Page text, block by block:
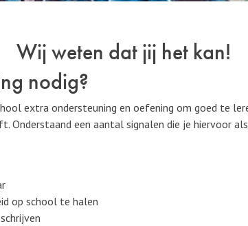
Wij weten dat jij het kan!
nodig?
extra ondersteuning en oefening om goed te
een aantal signalen die je hiervoor
op school te halen